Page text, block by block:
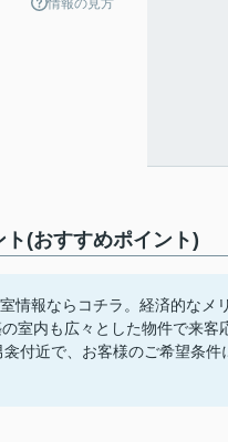
(おすすめポイント)
報ならコチラ。経済的なメ
室内も広々とした物件で来
付近で、お客様のご希望条